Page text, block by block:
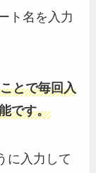
ト名を入力
とで毎回入
です。
に入力して